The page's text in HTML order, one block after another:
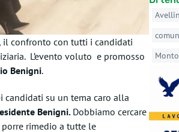
il confronto con tutti i candidati
L’evento voluto e promosso
Benigni.
candidati su un tema caro alla
Benigni.Dobbiamo cercare
rimedio a tutte le